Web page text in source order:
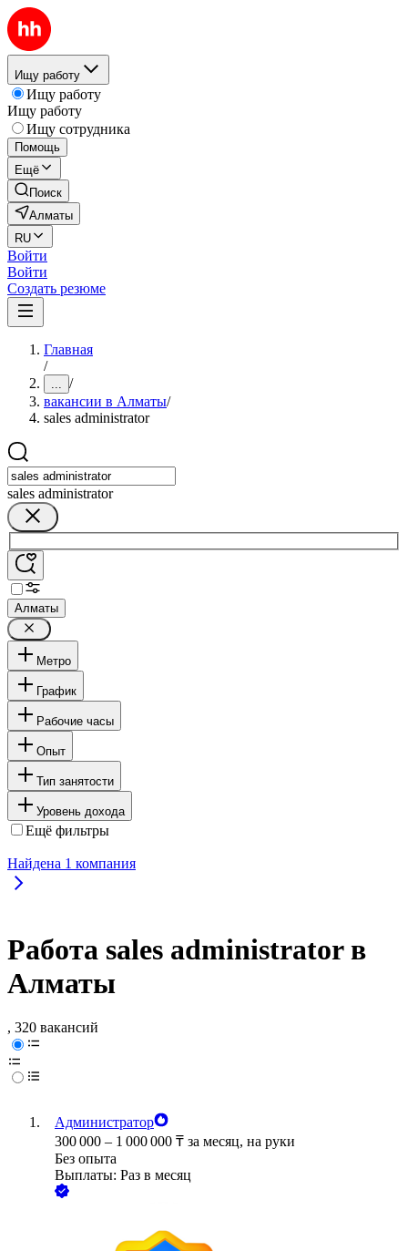
Ищу работу
Ищу работу
Ищу работу
Ищу сотрудника
Помощь
Ещё
Поиск
Алматы
RU
Войти
Войти
Создать резюме
Главная
/
... /
вакансии в Алматы/
sales administrator
sales administrator
Алматы
Метро
График
Рабочие часы
Опыт
Тип занятости
Уровень дохода
Ещё фильтры
Найдена 1 компания
Работа sales administrator в
Алматы
, 320 вакансий
Администратор
300 000 – 1 000 000 ₸ за месяц, на руки
Без опыта
Выплаты: Раз в месяц